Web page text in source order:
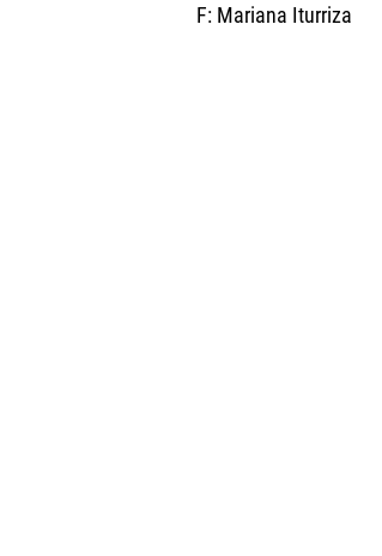
F: Mariana Iturriza